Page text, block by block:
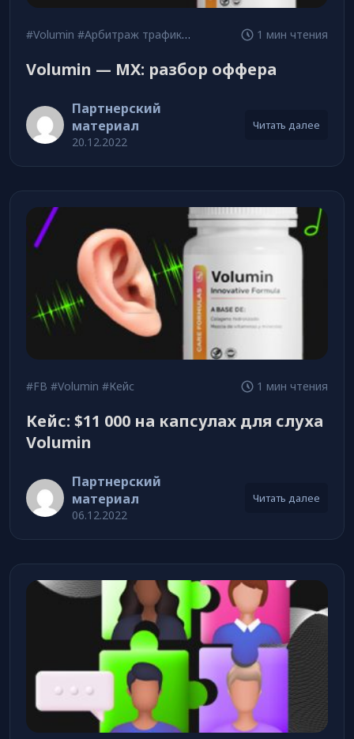
#Volumin #Арбитраж трафика 1 мин чтения
Volumin — MX: разбор оффера
Партнерский
материал
20.12.2022
Читать далее
#FB #Volumin #Кейс 1 мин чтения
Кейс: $11 000 на капсулах для слуха
Volumin
Партнерский
материал
06.12.2022
Читать далее